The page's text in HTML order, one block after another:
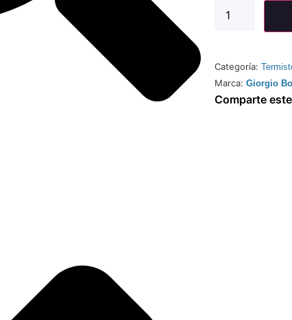
Categoría:
Marca: Giorgio
Comparte